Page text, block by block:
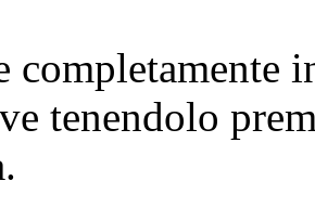
completamente
tenendolo